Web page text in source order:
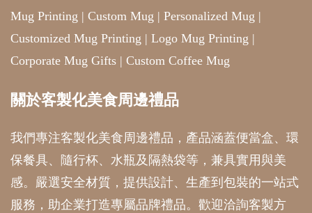
Mug Printing | Custom Mug | Personalized Mug |
Customized Mug Printing | Logo Mug Printing |
Corporate Mug Gifts | Custom Coffee Mug
關於客製化美食周邊禮品
我們專注客製化美食周邊禮品，產品涵蓋便當盒、環
保餐具、隨行杯、水瓶及隔熱袋等，兼具實用與美
感。嚴選安全材質，提供設計、生產到包裝的一站式
服務，助企業打造專屬品牌禮品。歡迎洽詢客製方